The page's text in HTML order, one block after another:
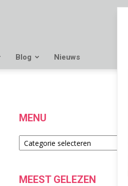
Blog Nieuws
MENU
Menu
MEEST GELEZEN